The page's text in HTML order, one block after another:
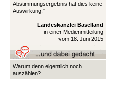
Abstimmungsergebnis hat dies keine
Auswirkung."
Landeskanzlei Baselland
in einer Medienmitteilung
vom 18. Juni 2015
Warum denn eigentlich noch
auszählen?